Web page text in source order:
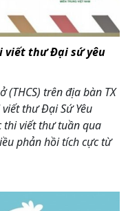
viết thư Đại sứ yêu
(THCS) trên địa bàn TX
thư Đại Sứ Yêu
thi viết thư tuần qua
phản hồi tích cực từ